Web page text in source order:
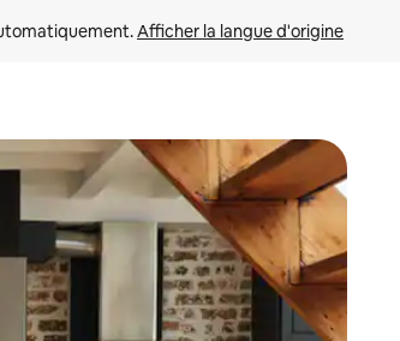
Afficher la langue d'origine